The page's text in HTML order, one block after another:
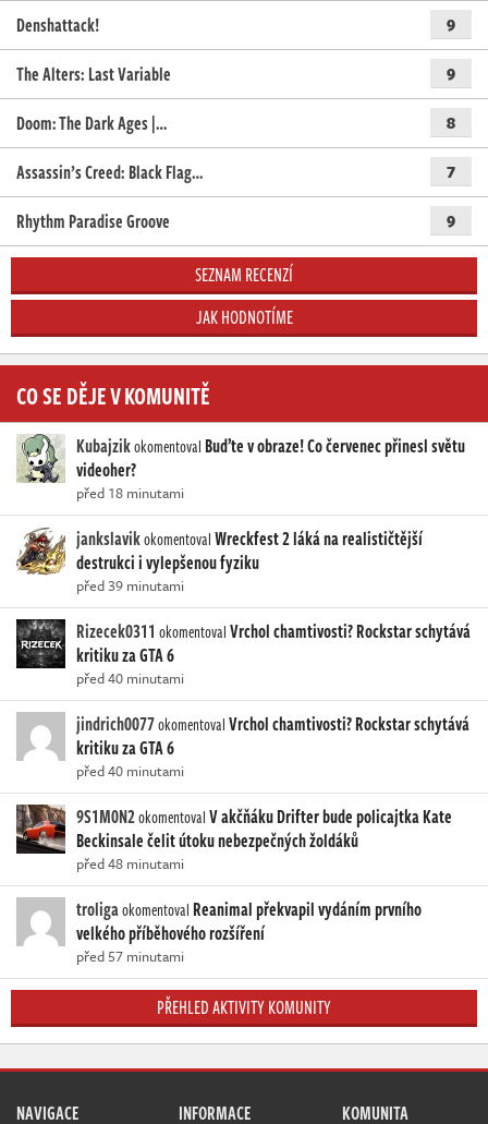
Denshattack! 9
The Alters: Last Variable 9
Doom: The Dark Ages |… 8
Assassin’s Creed: Black Flag… 7
Rhythm Paradise Groove 9
SEZNAM RECENZÍ
JAK HODNOTÍME
CO SE DĚJE V KOMUNITĚ
Kubajzikokomentoval Buďte v obraze! Co červenec přinesl světu
videoher?
před 18 minutami
jankslavikokomentovalWreckfest 2 láká na realističtější
destrukci i vylepšenou fyziku
před 39 minutami
Rizecek0311 okomentovalVrchol chamtivosti? Rockstar schytává
kritiku za GTA 6
před 40 minutami
jindrich0077okomentovalVrchol chamtivosti? Rockstar schytává
kritiku za GTA 6
před 40 minutami
9S1M0N2okomentovalV akčňáku Drifter bude policajtka Kate
Beckinsale čelit útoku nebezpečných žoldáků
před 48 minutami
troligaokomentoval Reanimal překvapil vydáním prvního
velkého příběhového rozšíření
před 57 minutami
PŘEHLED AKTIVITY KOMUNITY
NAVIGACE INFORMACE KOMUNITA